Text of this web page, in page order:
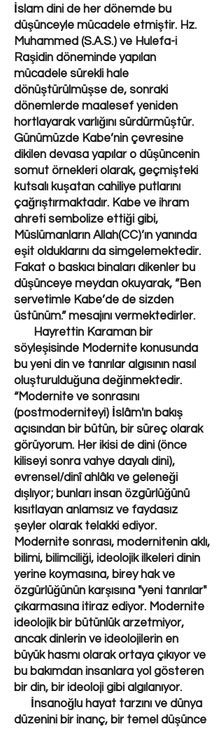
İslam dini de her dönemde bu
düşünceyle mücadele etmiştir. Hz.
Muhammed (S.A.S.) ve Hulefa-i
Raşidin döneminde yapılan
mücadele sürekli hale
dönüştürülmüşse de, sonraki
dönemlerde maalesef yeniden
hortlayarak varlığını sürdürmüştür.
Günümüzde Kabe’nin çevresine
dikilen devasa yapılar o düşüncenin
somut örnekleri olarak, geçmişteki
kutsalı kuşatan cahiliye putlarını
çağrıştırmaktadır. Kabe ve ihram
ahreti sembolize ettiği gibi,
Müslümanların Allah(CC)’ın yanında
eşit olduklarını da simgelemektedir.
Fakat o baskıcı binaları dikenler bu
düşünceye meydan okuyarak, ”Ben
servetimle Kabe’de de sizden
üstünüm.” mesajını vermektedirler.
Hayrettin Karaman bir
söyleşisinde Modernite konusunda
bu yeni din ve tanrılar algısının nasıl
oluşturulduğuna değinmektedir.
“Modernite ve sonrasını
(postmoderniteyi) İslâm'ın bakış
açısından bir bütün, bir süreç olarak
görüyorum. Her ikisi de dini (önce
kiliseyi sonra vahye dayalı dini),
evrensel/dinî ahlâkı ve geleneği
dışlıyor; bunları insan özgürlüğünü
kısıtlayan anlamsız ve faydasız
şeyler olarak telakki ediyor.
Modernite sonrası, modernitenin aklı,
bilimi, bilimciliği, ideolojik ilkeleri dinin
yerine koymasına, birey hak ve
özgürlüğünün karşısına "yeni tanrılar"
çıkarmasına itiraz ediyor. Modernite
ideolojik bir bütünlük arzetmiyor,
ancak dinlerin ve ideolojilerin en
büyük hasmı olarak ortaya çıkıyor ve
bu bakımdan insanlara yol gösteren
bir din, bir ideoloji gibi algılanıyor.
İnsanoğlu hayat tarzını ve dünya
düzenini bir inanç, bir temel düşünce